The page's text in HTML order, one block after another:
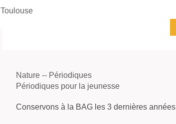
Nature -- Périodiques
Périodiques pour la jeunesse
Conservons à la BAG les 3 dernières années